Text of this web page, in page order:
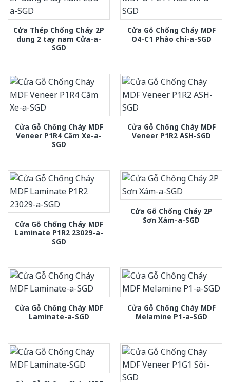
Cửa Thép Chống Cháy 2P
dung 2 tay nam Cửa-a-
SGD
Cửa Gỗ Chống Cháy MDF
O4-C1 Phào chi-a-SGD
Cửa Gỗ Chống Cháy MDF
Veneer P1R4 Căm Xe-a-
SGD
Cửa Gỗ Chống Cháy MDF
Veneer P1R2 ASH-SGD
Cửa Gỗ Chống Cháy MDF
Laminate P1R2 23029-a-
SGD
Cửa Gỗ Chống Cháy 2P
Sơn Xám-a-SGD
Cửa Gỗ Chống Cháy MDF
Laminate-a-SGD
Cửa Gỗ Chống Cháy MDF
Melamine P1-a-SGD